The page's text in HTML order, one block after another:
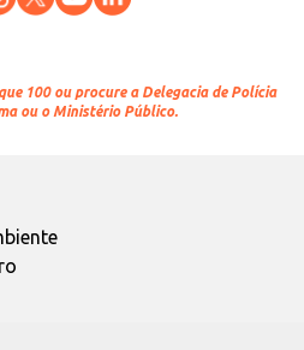
100 ou procure a Delegacia de Polícia
ou o Ministério Público.